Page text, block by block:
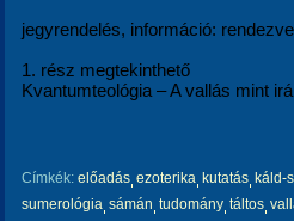
jegyrendelés, információ:
1. rész megtekinthető
Kvantumteológia – A vallás mint
Címkék: előadás ezoterika kutatás káld-
sumerológia sámán tudomány táltos